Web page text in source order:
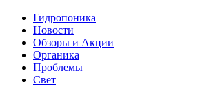
Гидропоника
Новости
Обзоры и Акции
Органика
Проблемы
Свет